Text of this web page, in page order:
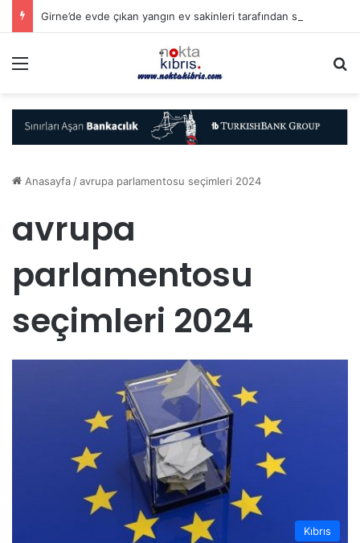
Anasayfa /avrupa parlamentosu seçimleri 2024
avrupa
parlamentosu
seçimleri 2024
Kıbrıs